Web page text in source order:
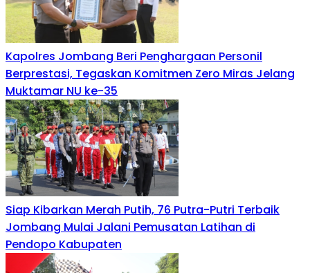
Kapolres Jombang Beri Penghargaan Personil
Berprestasi, Tegaskan Komitmen Zero Miras Jelang
Muktamar NU ke-35
Siap Kibarkan Merah Putih, 76 Putra-Putri Terbaik
Jombang Mulai Jalani Pemusatan Latihan di
Pendopo Kabupaten